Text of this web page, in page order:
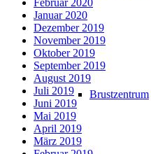
Brustzentrum
Februar 2020
Januar 2020
Dezember 2019
November 2019
Oktober 2019
September 2019
August 2019
Juli 2019
Juni 2019
Mai 2019
April 2019
März 2019